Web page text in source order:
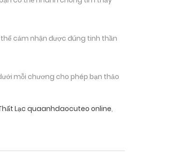
cảm nhận được đúng tinh thần
mỗi chương cho phép bạn thảo
Lạc quaanhdaocuteo online,